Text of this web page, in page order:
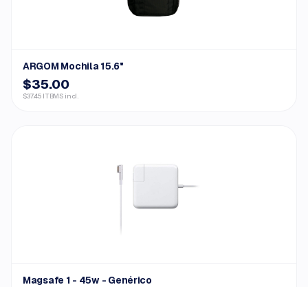
ARGOM Mochila 15.6"
$35.00
$37.45 ITBMS incl.
Magsafe 1 - 45w - Genérico